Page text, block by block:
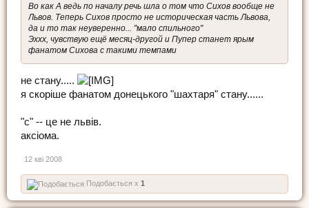
Во как А ведь по началу речь шла о том что Сихов вообще не
Львов. Теперь Сихов просто не историческая часть Львова,
да и то так неуверенно... "мало спильного"
Эххх, чувствую ещё месяц-другой и Пупер станет ярым
фанатом Сихова с такими темпами
не стану.....
я скоріше фанатом донецького "шахтаря" стану......
"с" -- це не львів.
аксіома.
12 кві 2008
Подобається x 1